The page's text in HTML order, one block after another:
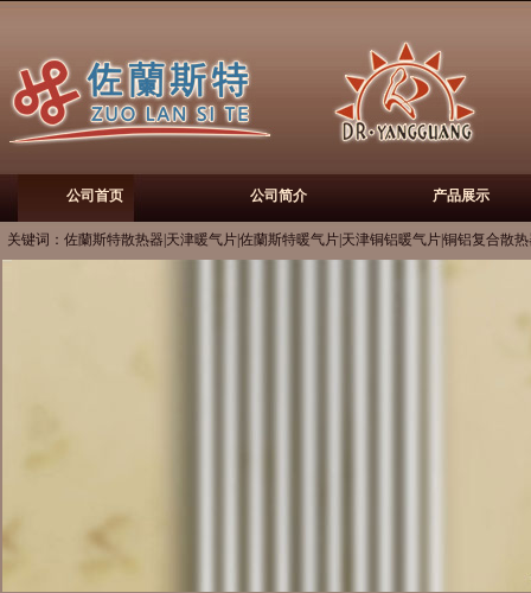
公司首页 公司简介 产品展示
关键词：佐蘭斯特散热器|天津暖气片|佐蘭斯特暖气片|天津铜铝暖气片|铜铝复合散